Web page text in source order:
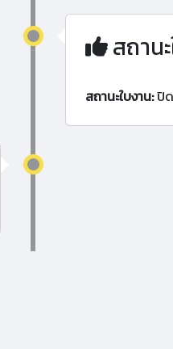
สถาน
สถานะใบงาน:ปิด